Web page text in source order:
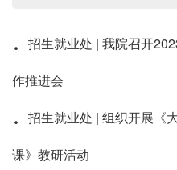
· 招生就业处 | 我院召开
作推进会
· 招生就业处 | 组织开展《
课》教研活动